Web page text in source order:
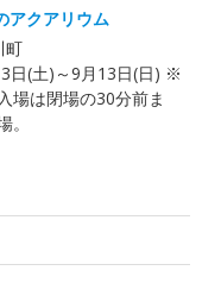
アクアリウム
町
日(土)～9月13日(日) ※
場は閉場の30分前ま